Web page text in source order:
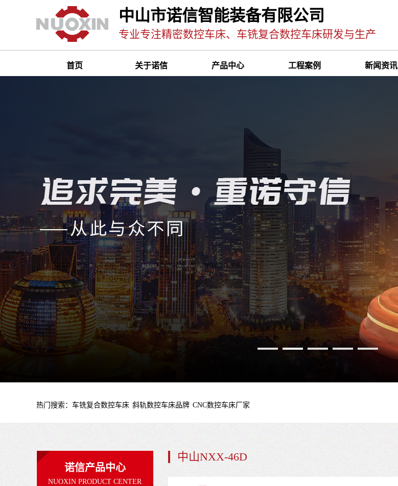
中山市诺信智能装备有限公司
专业专注精密数控车床、车铣复合数控车床研发与生产
首页 关于诺信 产品中心 工程案例 新闻资讯
1 2 3 4
热门搜索： 车铣复合数控车床 斜轨数控车床品牌 CNC数控车床厂家
诺信产品中心
NUOXIN PRODUCT CENTER
中山NXX-46D